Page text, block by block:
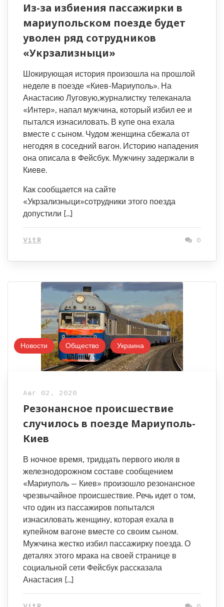
Из-за избиения пассажирки в
мариупольском поезде будет
уволен ряд сотрудников
«Укрзализныци»
Шокирующая история произошла на прошлой
неделе в поезде «Киев-Мариуполь». На
Анастасию Луговую,журналистку телеканала
«Интер», напал мужчина, который избил ее и
пытался изнасиловать. В купе она ехала
вместе с сыном. Чудом женщина сбежала от
негодяя в соседний вагон. Историю нападения
она описала в Фейсбук. Мужчину задержали в
Киеве.
Как сообщается на сайте
«Укрзализныци»сотрудники этого поезда
допустили […]
VitR 0
Новости Общество Украина
Авг 02, 2020
Резонансное происшествие
случилось в поезде Мариуполь-
Киев
В ночное время, тридцать первого июля в
железнодорожном составе сообщением
«Мариуполь — Киев» произошло резонансное
чрезвычайное происшествие. Речь идет о том,
что один из пассажиров попытался
изнасиловать женщину, которая ехала в
купейном вагоне вместе со своим сыном.
Мужчина жестко избил пассажирку поезда. О
деталях этого мрака на своей странице в
социальной сети Фейсбук рассказала
Анастасия […]